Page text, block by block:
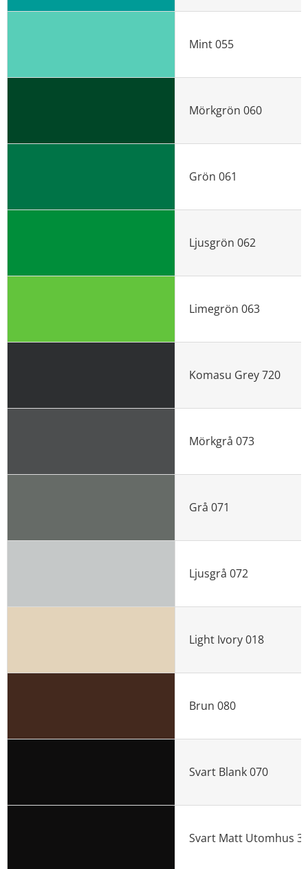
Mint 055
Mörkgrön 060
Grön 061
Ljusgrön 062
Limegrön 063
Komasu Grey 720
Mörkgrå 073
Grå 071
Ljusgrå 072
Light Ivory 018
Brun 080
Svart Blank 070
Svart Matt Utomhus